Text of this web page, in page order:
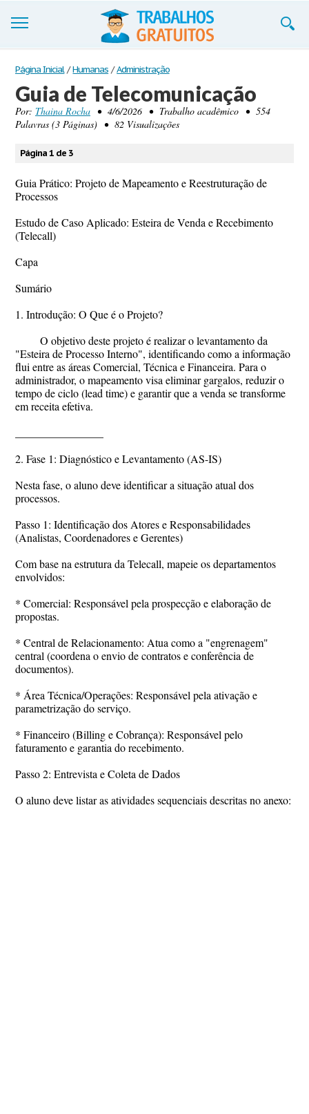
Trabalhos
Cadastre-se
Entre
Blog
Contate-nos
Página Inicial / Humanas / Administração
Guia de Telecomunicação
Por: Thaina Rocha • 4/6/2026 • Trabalho acadêmico • 554
Palavras (3 Páginas) • 82 Visualizações
Página 1 de 3
Guia Prático: Projeto de Mapeamento e Reestruturação de
Processos
Estudo de Caso Aplicado: Esteira de Venda e Recebimento
(Telecall)
Capa
Sumário
1. Introdução: O Que é o Projeto?
O objetivo deste projeto é realizar o levantamento da
"Esteira de Processo Interno", identificando como a informação
flui entre as áreas Comercial, Técnica e Financeira. Para o
administrador, o mapeamento visa eliminar gargalos, reduzir o
tempo de ciclo (lead time) e garantir que a venda se transforme
em receita efetiva.
2. Fase 1: Diagnóstico e Levantamento (AS-IS)
Nesta fase, o aluno deve identificar a situação atual dos
processos.
Passo 1: Identificação dos Atores e Responsabilidades
(Analistas, Coordenadores e Gerentes)
Com base na estrutura da Telecall, mapeie os departamentos
envolvidos:
* Comercial: Responsável pela prospecção e elaboração de
propostas.
* Central de Relacionamento: Atua como a "engrenagem"
central (coordena o envio de contratos e conferência de
documentos).
* Área Técnica/Operações: Responsável pela ativação e
parametrização do serviço.
* Financeiro (Billing e Cobrança): Responsável pelo
faturamento e garantia do recebimento.
Passo 2: Entrevista e Coleta de Dados
O aluno deve listar as atividades sequenciais descritas no anexo: